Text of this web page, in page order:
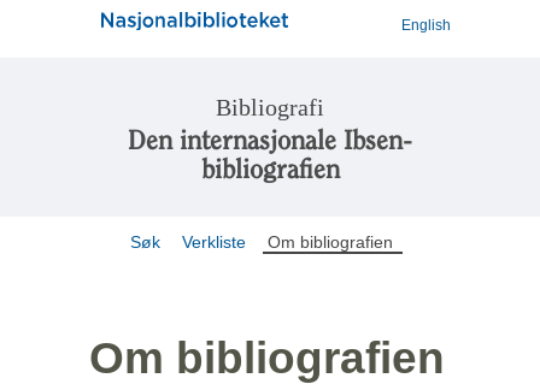
English
Bibliografi
Den internasjonale Ibsen-
bibliografien
Søk Verkliste Om bibliografien
Om bibliografien